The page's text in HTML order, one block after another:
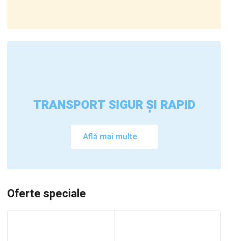
TRANSPORT SIGUR ȘI RAPID
Află mai multe
Oferte speciale